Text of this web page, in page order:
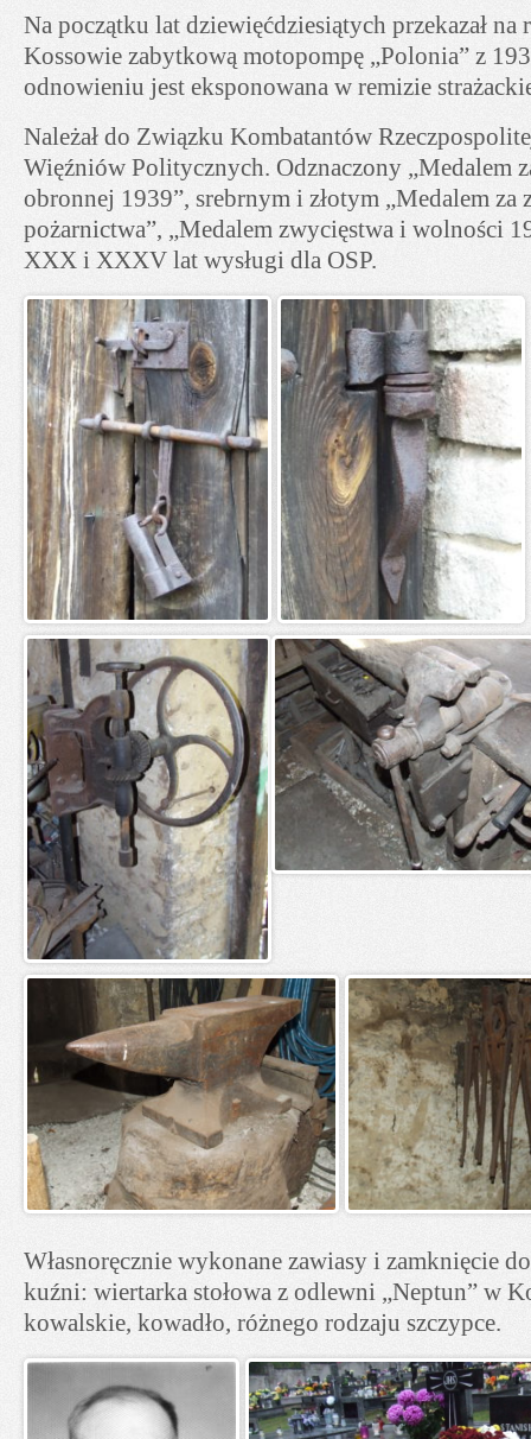
Na początku lat dziewięćdziesiątych przekazał na
Kossowie zabytkową motopompę „Polonia” z
odnowieniu jest eksponowana w remizie
Należał do Związku Kombatantów
Więźniów Politycznych. Odznaczony „Medalem
obronnej 1939”, srebrnym i złotym „Medalem za
pożarnictwa”, „Medalem zwycięstwa i wolności
XXX i XXXV lat wysługi dla OSP.
Własnoręcznie wykonane zawiasy i zamknięcie
kuźni: wiertarka stołowa z odlewni „Neptun” w
kowalskie, kowadło, różnego rodzaju szczypce.